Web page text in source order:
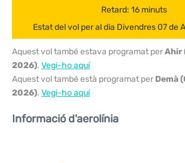
Retard: 16 minuts
Estat del vol per al dia Divendres 07 de
Aquest vol també estava programat perAhir
2026). Vegi-ho aquí
Aquest vol també està programat per Demà
2026). Vegi-ho aquí
Informació d'aerolínia